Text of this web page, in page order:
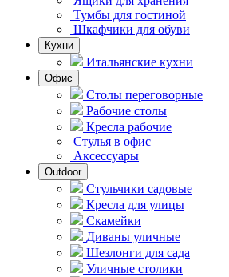
Тумбы для гостиной
Шкафчики для обуви
Кухни
Итальянские кухни
Офис
Столы переговорные
Рабочие столы
Кресла рабочие
Стулья в офис
Аксессуары
Outdoor
Стульчики садовые
Кресла для улицы
Скамейки
Диваны уличные
Шезлонги для сада
Уличные столики